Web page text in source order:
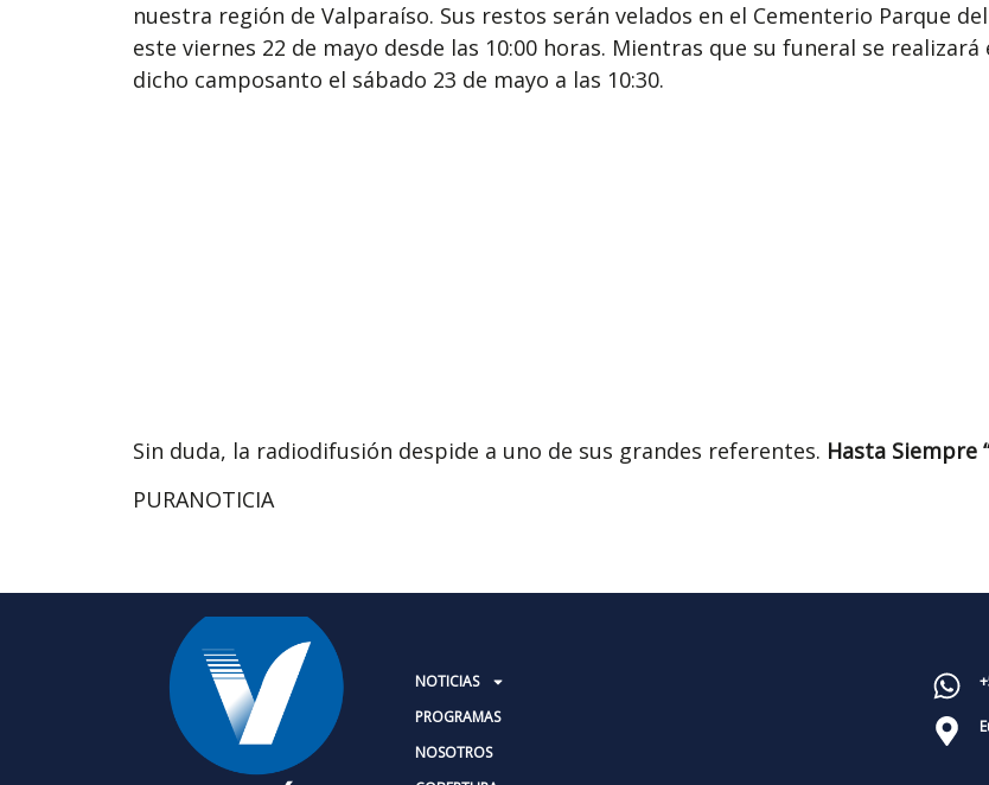
nuestra región de Valparaíso. Sus restos serán velados en el Cementerio Parque
este viernes 22 de mayo desde las 10:00 horas. Mientras que su funeral se realizará
dicho camposanto el sábado 23 de mayo a las 10:30.
Sin duda, la radiodifusión despide a uno de sus grandes referentes. Hasta Siempre
PURANOTICIA
NOTICIAS
PROGRAMAS
NOSOTROS